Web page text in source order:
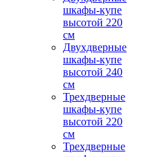
шкафы-купе
высотой 220
см
Двухдверные
шкафы-купе
высотой 240
см
Трехдверные
шкафы-купе
высотой 220
см
Трехдверные